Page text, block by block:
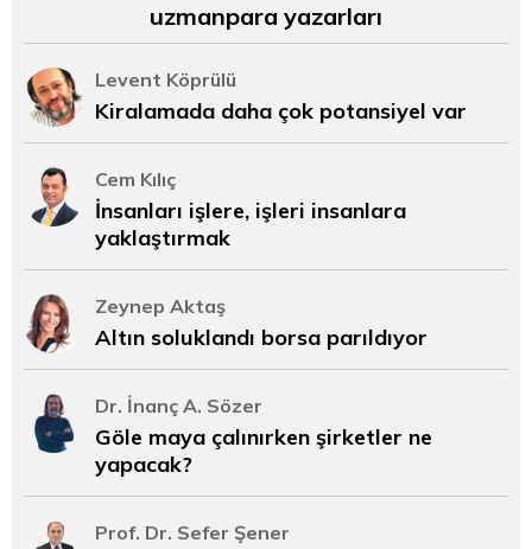
uzmanpara yazarları
Levent Köprülü
Kiralamada daha çok potansiyel var
Cem Kılıç
İnsanları işlere, işleri insanlara
yaklaştırmak
Zeynep Aktaş
Altın soluklandı borsa parıldıyor
Dr. İnanç A. Sözer
Göle maya çalınırken şirketler ne
yapacak?
Prof. Dr. Sefer Şener